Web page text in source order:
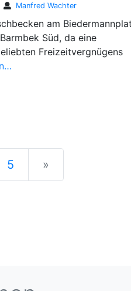
Manfred Wachter
am
Süd, da eine
Freizeitvergnügens
5 »